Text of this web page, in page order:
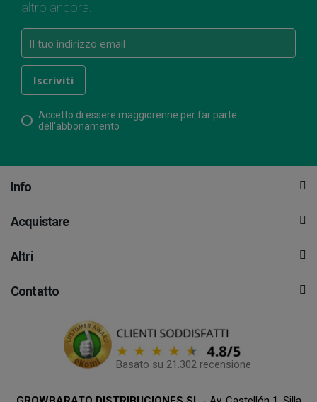
altro ancora.
Accetto di essere maggiorenne per far parte
dell'abbonamento
Info
Acquistare
Altri
Contatto
Basato su 21.302 recensione